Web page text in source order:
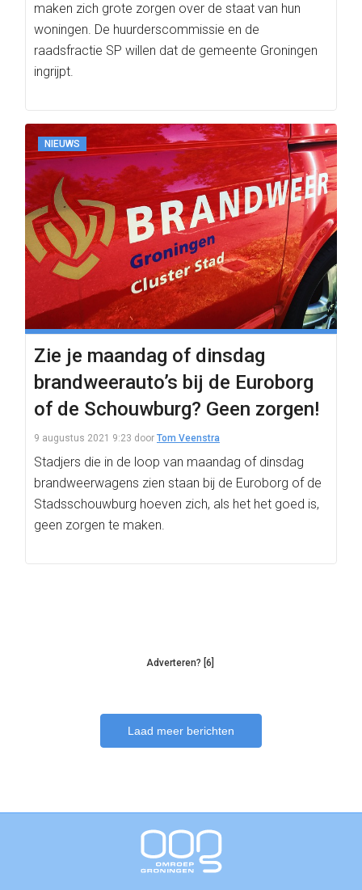
maken zich grote zorgen over de staat van hun
woningen. De huurderscommissie en de
raadsfractie SP willen dat de gemeente Groningen
ingrijpt.
NIEUWS
Zie je maandag of dinsdag
brandweerauto’s bij de Euroborg
of de Schouwburg? Geen zorgen!
9 augustus 2021 9:23 door Tom Veenstra
Stadjers die in de loop van maandag of dinsdag
brandweerwagens zien staan bij de Euroborg of de
Stadsschouwburg hoeven zich, als het het goed is,
geen zorgen te maken.
Adverteren? [6]
Laad meer berichten